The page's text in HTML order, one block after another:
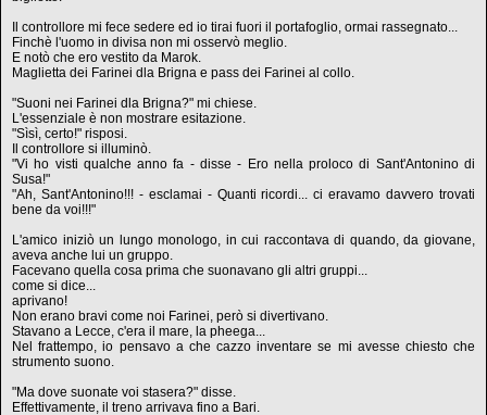
Il controllore mi fece sedere ed io tirai fuori il portafoglio, ormai rassegnato...
Finchè l'uomo in divisa non mi osservò meglio.
E notò che ero vestito da Marok.
Maglietta dei Farinei dla Brigna e pass dei Farinei al collo.
"Suoni nei Farinei dla Brigna?" mi chiese.
L'essenziale è non mostrare esitazione.
"Sìsì, certo!" risposi.
Il controllore si illuminò.
"Vi ho visti qualche anno fa - disse - Ero nella proloco di Sant'Antonino di
Susa!"
"Ah, Sant'Antonino!!! - esclamai - Quanti ricordi... ci eravamo davvero trovati
bene da voi!!!"
L'amico iniziò un lungo monologo, in cui raccontava di quando, da giovane,
aveva anche lui un gruppo.
Facevano quella cosa prima che suonavano gli altri gruppi...
come si dice...
aprivano!
Non erano bravi come noi Farinei, però si divertivano.
Stavano a Lecce, c'era il mare, la pheega...
Nel frattempo, io pensavo a che cazzo inventare se mi avesse chiesto che
strumento suono.
"Ma dove suonate voi stasera?" disse.
Effettivamente, il treno arrivava fino a Bari.